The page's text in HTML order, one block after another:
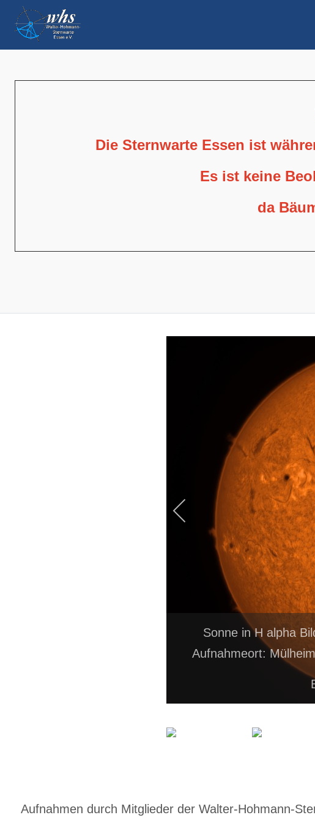
Die Sternwarte Essen ist
Es ist keine
da
Sonne in H alpha
Aufnahmeort:
Aufnahmen durch Mitglieder der Walter-Hohmann-